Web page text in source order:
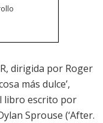
dirigida por Roger
más dulce’,
libro escrito por
Sprouse (‘After.